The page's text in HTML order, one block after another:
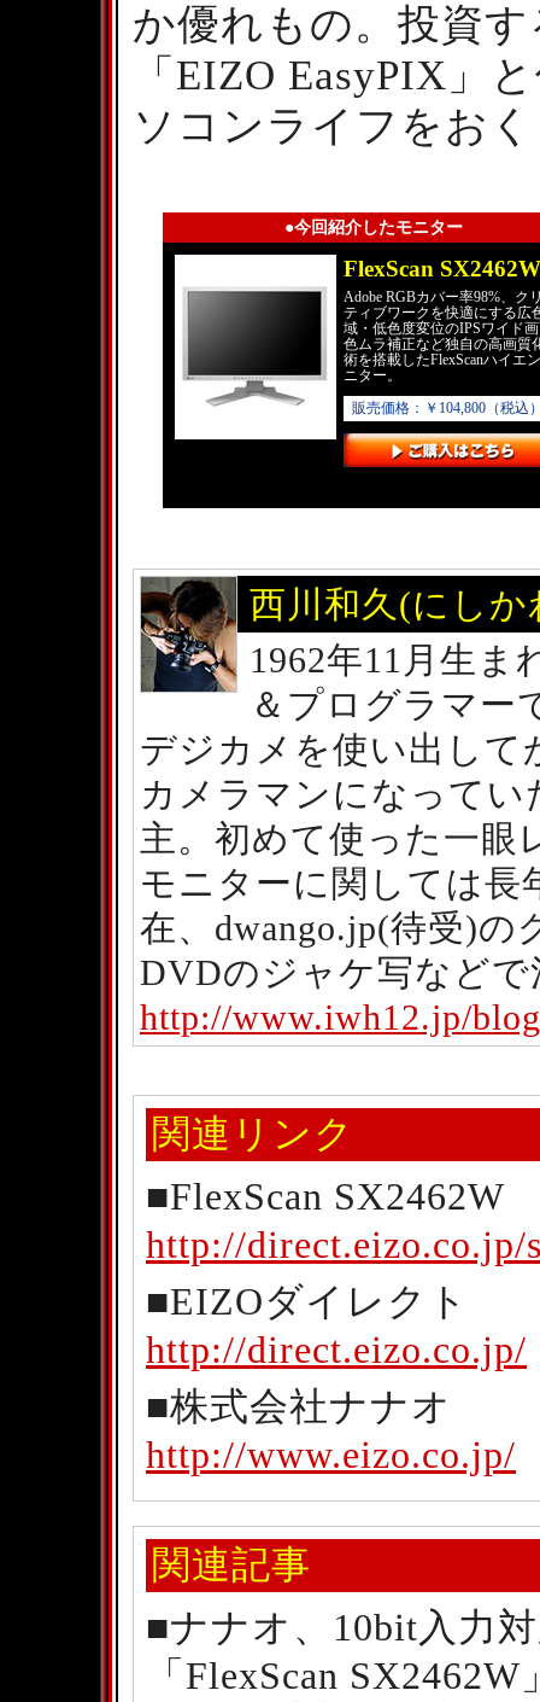
か優れもの。投資
「EIZO EasyPIX」
ソコンライフをお
●今回紹介したモニター
FlexScan SX2462W
Adobe RGBカバー率98%、ク
ティブワークを快適にする広
域・低色度変位のIPSワイド
色ムラ補正など独自の高画質
術を搭載したFlexScanハイエ
ニター。
販売価格：￥104,800（税込
西川和久(にし
1962年11月生ま
＆プログラマー
デジカメを使い出して
カメラマンになって
主。初めて使った一眼
モニターに関しては長
在、dwango.jp(待受)
DVDのジャケ写などで
http://www.iwh12.jp/
関連リンク
■FlexScan SX2462W
http://direct.eizo.co.jp/
■EIZOダイレクト
http://direct.eizo.co.jp/
■株式会社ナナオ
http://www.eizo.co.jp/
関連記事
■ナナオ、10bit入力
「FlexScan SX2462W